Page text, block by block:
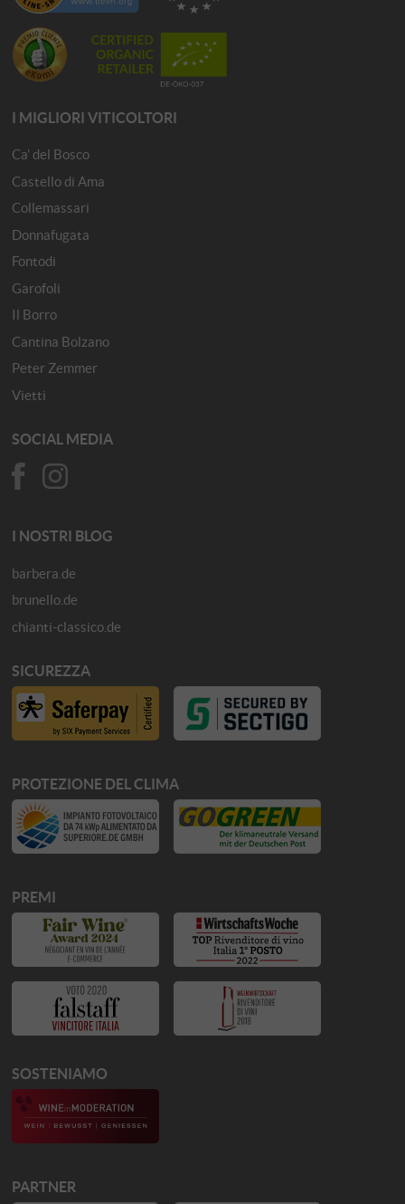
I MIGLIORI VITICOLTORI
Ca' del Bosco
Castello di Ama
Collemassari
Donnafugata
Fontodi
Garofoli
Il Borro
Cantina Bolzano
Peter Zemmer
Vietti
SOCIAL MEDIA
I NOSTRI BLOG
barbera.de
brunello.de
chianti-classico.de
SICUREZZA
PROTEZIONE DEL CLIMA
PREMI
SOSTENIAMO
PARTNER